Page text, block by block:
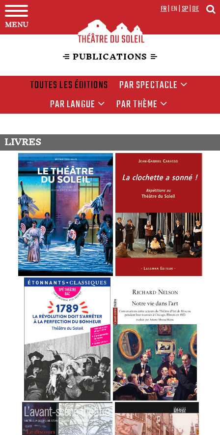
MENU
FR|EN|SP|DE
PUBLICATIONS
TOUTES LES ÉDITIONS
PAR SPECTACLE
PAR LANGUE
PAR THÈME
LIVRES